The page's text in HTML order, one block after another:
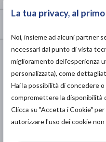
PROVA E
La tua privacy, al
Noi, insieme ad alcuni partner
necessari dal punto di vista
miglioramento dell'esperienza
personalizzata), come
Hai la possibilità di concedere
compromettere la disponibilità
Clicca su "Accetta i Cookie"
autorizzare l'uso dei cookie